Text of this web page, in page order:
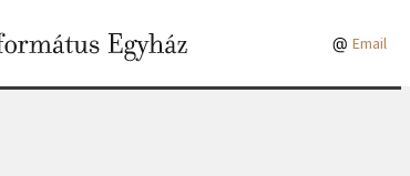
Email